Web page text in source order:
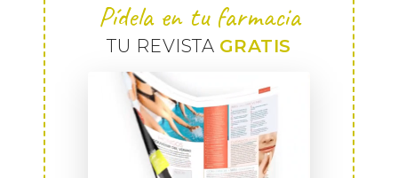
Pídela en tu farmacia
TU REVISTA GRATIS